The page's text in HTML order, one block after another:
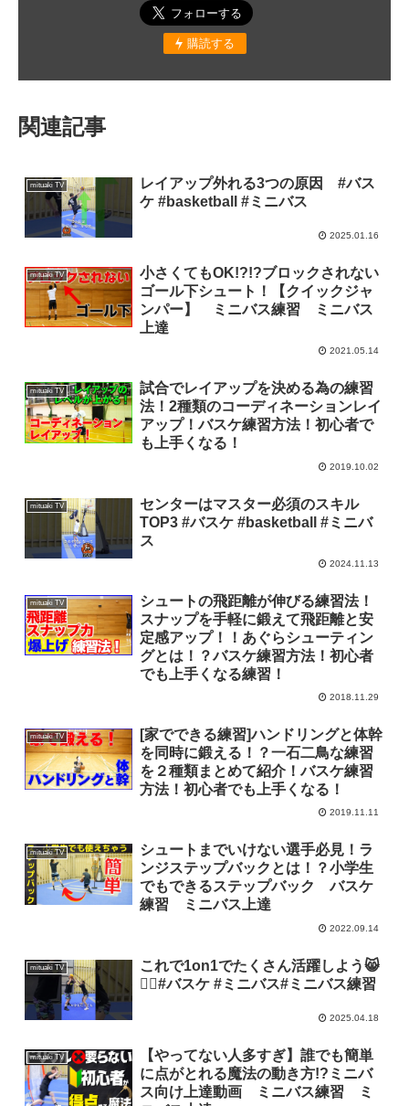
購読する
関連記事
mituaki TV
レイアップ外れる3つの原因 #バス
ケ #basketball #ミニバス
2025.01.16
mituaki TV
小さくてもOK!?!?ブロックされない
ゴール下シュート！【クイックジャ
ンパー】 ミニバス練習 ミニバス
上達
2021.05.14
mituaki TV
試合でレイアップを決める為の練習
法！2種類のコーディネーションレイ
アップ！バスケ練習方法！初心者で
も上手くなる！
2019.10.02
mituaki TV
センターはマスター必須のスキル
TOP3 #バスケ #basketball #ミニバ
ス
2024.11.13
mituaki TV
シュートの飛距離が伸びる練習法！
スナップを手軽に鍛えて飛距離と安
定感アップ！！あぐらシューティン
グとは！？バスケ練習方法！初心者
でも上手くなる練習！
2018.11.29
mituaki TV
[家でできる練習]ハンドリングと体幹
を同時に鍛える！？一石二鳥な練習
を２種類まとめて紹介！バスケ練習
方法！初心者でも上手くなる！
2019.11.11
mituaki TV
シュートまでいけない選手必見！ラ
ンジステップバックとは！？小学生
でもできるステップバック バスケ
練習 ミニバス上達
2022.09.14
mituaki TV
これで1on1でたくさん活躍しよう😸
👍🏻#バスケ #ミニバス#ミニバス練習
2025.04.18
mituaki TV
【やってない人多すぎ】誰でも簡単
に点がとれる魔法の動き方!?ミニバ
ス向け上達動画 ミニバス練習 ミ